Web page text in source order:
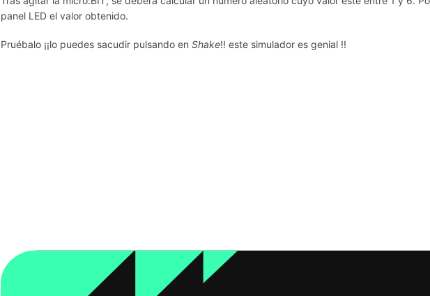
panel LED el valor obtenido.
Pruébalo ¡¡lo puedes sacudir pulsando enShake!! este simulador es genial !!